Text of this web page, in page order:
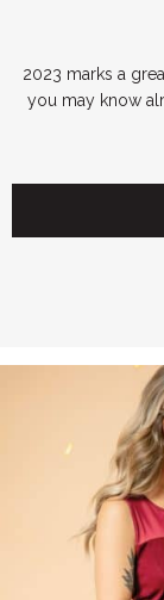
2023 marks a
you may know